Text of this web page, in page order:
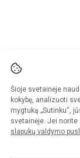
Šioje svetainėje
kokybę, analizuoti
mygtuką „Sutinku“,
svetainėje. Jei
slapukų valdymo